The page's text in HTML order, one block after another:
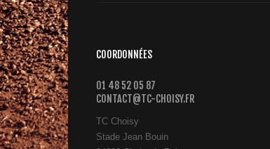
COORDONNÉES
01 48 52 05 87
CONTACT@TC-CHOISY.FR
TC Choisy
Stade Jean Bouin